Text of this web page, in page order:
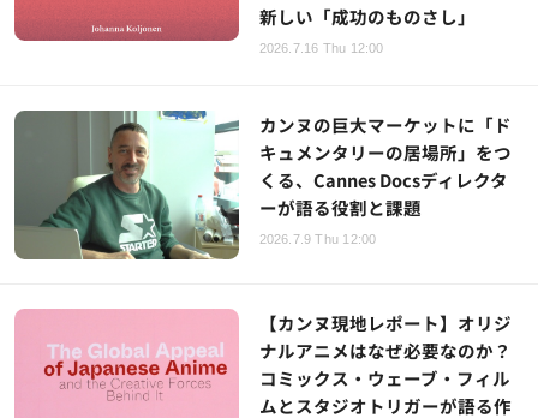
新しい「成功のものさし」
2026.7.16 Thu 12:00
カンヌの巨大マーケットに「ド
キュメンタリーの居場所」をつ
くる、Cannes Docsディレクタ
ーが語る役割と課題
2026.7.9 Thu 12:00
【カンヌ現地レポート】オリジ
ナルアニメはなぜ必要なのか？
コミックス・ウェーブ・フィル
ムとスタジオトリガーが語る作